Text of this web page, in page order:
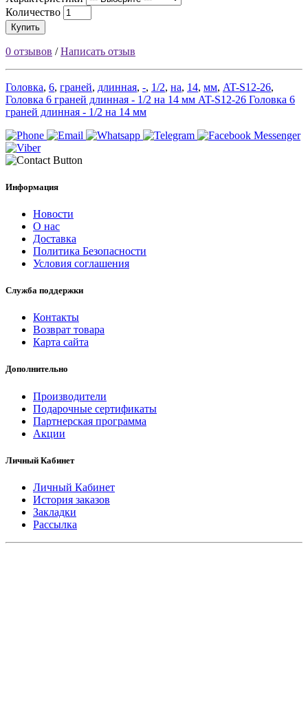
Количество
Купить
0 отзывов /Написать отзыв
Головка, 6, граней, длинная, -, 1/2, на, 14, мм, AT-S12-26,
Головка 6 граней длинная - 1/2 на 14 мм AT-S12-26 Головка 6
граней длинная - 1/2 на 14 мм
Информация
Новости
О нас
Доставка
Политика Безопасности
Условия соглашения
Служба поддержки
Контакты
Возврат товара
Карта сайта
Дополнительно
Производители
Подарочные сертификаты
Партнерская программа
Акции
Личный Кабинет
Личный Кабинет
История заказов
Закладки
Рассылка